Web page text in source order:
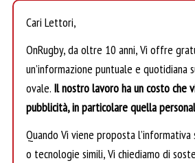
Cari Lettori,
OnRugby, da oltre 10 anni, Vi offre
un’informazione puntuale e quotidiana
ovale. Il nostro lavoro ha un costo che
pubblicità, in particolare quella
Quando Vi viene proposta
o tecnologie simili, Vi chiediamo di